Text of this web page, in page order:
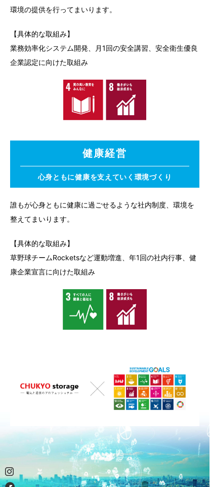
環境の提供を行ってまいります。
【具体的な取組み】
業務効率化システム開発、月1回の安全講習、安全衛生優良
企業認定に向けた取組み
健康経営
心身ともに健康を支えていく環境づくり
誰もが心身ともに健康に過ごせるような社内制度、環境を
整えてまいります。
【具体的な取組み】
草野球チームRocketsなど運動増進、年1回の社内行事、健
康企業宣言に向けた取組み